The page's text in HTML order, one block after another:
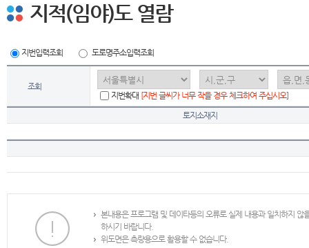
지적(임야)도 열람
지번입력조회 도로명주소입력조회
조회
지번확대 [지번 글씨가 너무 작을 경우 체크하여 주십시오]
토지소재지
본내용은 프로그램 및 데이타등의 오류로 실제 내용과 일치하지
하시기 바랍니다.
위도면은 측량용으로 활용할 수 없습니다.